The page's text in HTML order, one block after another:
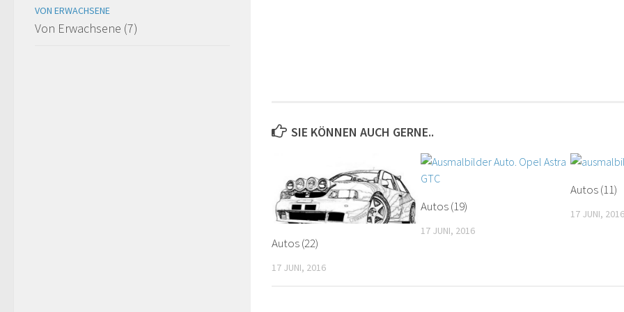
SIE KÖNNEN AUCH GERNE..
Autos (22)
17 JUNI, 2016
Autos (19)
17 JUNI, 2016
Autos (11)
17 JUNI, 2016
VON ERWACHSENE
Von Erwachsene (7)